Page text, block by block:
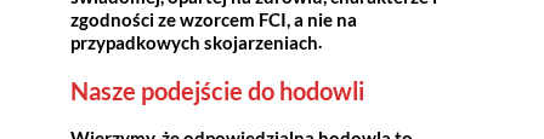
zgodności ze wzorcem FCI, a nie na
przypadkowych skojarzeniach.
Nasze podejście do hodowli